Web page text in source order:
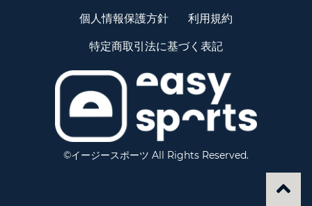
個人情報保護方針
利用規約
特定商取引法に基づく表記
©イージースポーツ All Rights Reserved.